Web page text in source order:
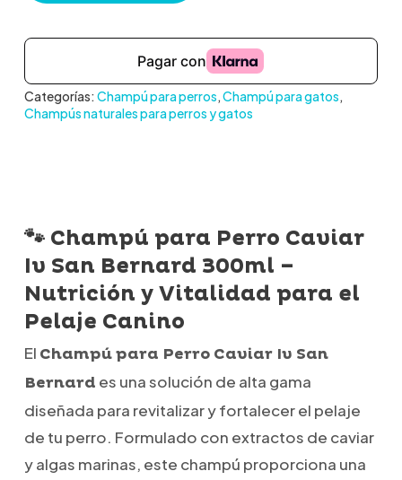
Categorías: Champú para perros,Champú para gatos,
Champús naturales para perros y gatos
🐾 Champú para Perro Caviar
Iv San Bernard 300ml –
Nutrición y Vitalidad para el
Pelaje Canino
El Champú para Perro Caviar Iv San
Bernard es una solución de alta gama
diseñada para revitalizar y fortalecer el pelaje
de tu perro. Formulado con extractos de caviar
y algas marinas, este champú proporciona una